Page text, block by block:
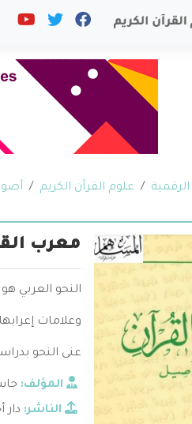
علوم القرآن الكريم
معرب
النحو العربي
وعلامات
عنى النحو
المؤلف:
الناشر: دار